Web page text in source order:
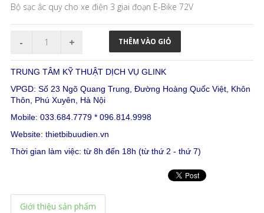
Bộ sạc ắc quy cho xe điện 3 giai đoạn E-Bike 72V
TRUNG TÂM KỸ THUẬT DỊCH VỤ GLINK
VPGD: Số 23 Ngõ Quang Trung, Đường Hoàng Quốc Việt, Khôn
Thôn, Phú Xuyên, Hà Nội
Mobile: 033.684.7779 * 096.814.9998
Website: thietbibuudien.vn
Thời gian làm việc: từ 8h đến 18h (từ thứ 2 - thứ 7)
Giới thiệu sản phẩm